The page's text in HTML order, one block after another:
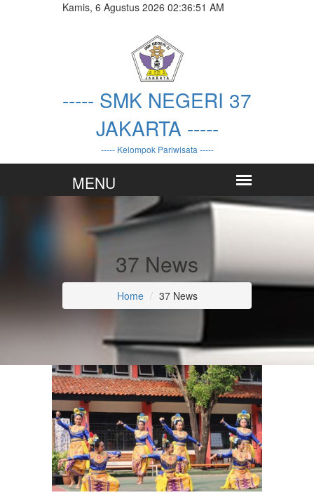
Kamis, 6 Agustus 2026 02:36:51 AM
----- SMK NEGERI 37
JAKARTA -----
----- Kelompok Pariwisata -----
37 News
Home 37 News